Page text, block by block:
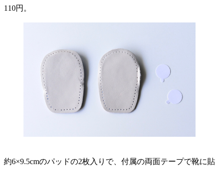
110円。
約6×9.5cmのパッドの2枚入りで、付属の両面テープで靴に貼